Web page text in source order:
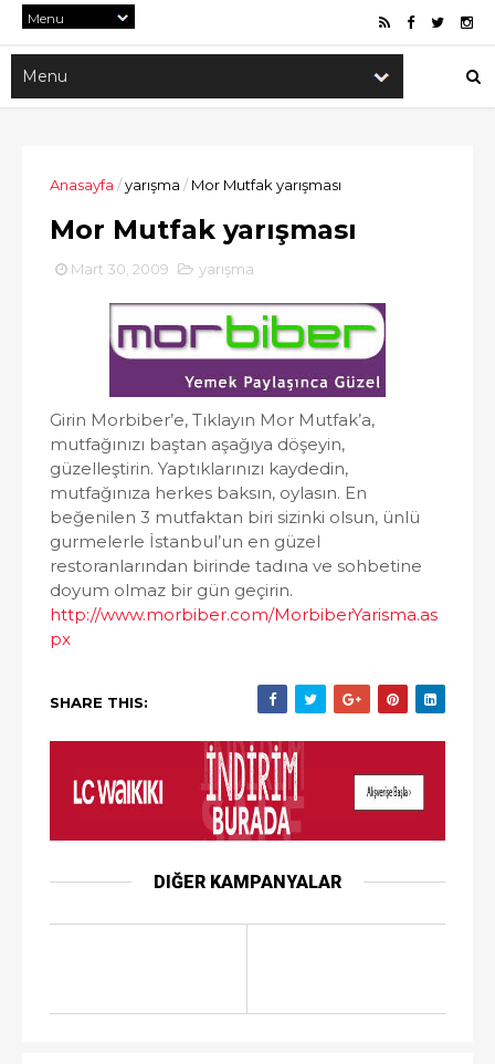
Anasayfa /yarışma / Mor Mutfak yarışması
Mor Mutfak yarışması
Mart 30, 2009 yarışma
Girin Morbiber’e, Tıklayın Mor Mutfak’a,
mutfağınızı baştan aşağıya döşeyin,
güzelleştirin. Yaptıklarınızı kaydedin,
mutfağınıza herkes baksın, oylasın. En
beğenilen 3 mutfaktan biri sizinki olsun, ünlü
gurmelerle İstanbul’un en güzel
restoranlarından birinde tadına ve sohbetine
doyum olmaz bir gün geçirin.
http://www.morbiber.com/MorbiberYarisma.as
px
SHARE THIS:
DIĞER KAMPANYALAR